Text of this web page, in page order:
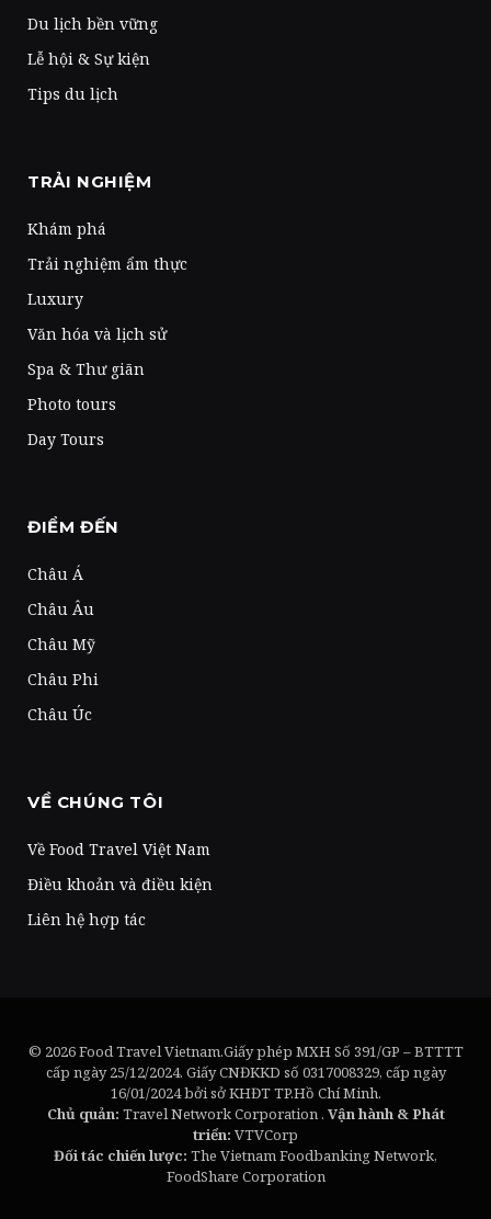
Du lịch bền vững
Lễ hội & Sự kiện
Tips du lịch
TRẢI NGHIỆM
Khám phá
Trải nghiệm ẩm thực
Luxury
Văn hóa và lịch sử
Spa & Thư giãn
Photo tours
Day Tours
ĐIỂM ĐẾN
Châu Á
Châu Âu
Châu Mỹ
Châu Phi
Châu Úc
VỀ CHÚNG TÔI
Về Food Travel Việt Nam
Điều khoản và điều kiện
Liên hệ hợp tác
© 2026 Food Travel Vietnam.Giấy phép MXH Số 391/GP – BTTTT
cấp ngày 25/12/2024. Giấy CNĐKKD số 0317008329, cấp ngày
16/01/2024 bởi sở KHĐT TP.Hồ Chí Minh.
Chủ quản: Travel Network Corporation . Vận hành & Phát
triển: VTVCorp
Đối tác chiến lược: The Vietnam Foodbanking Network,
FoodShare Corporation